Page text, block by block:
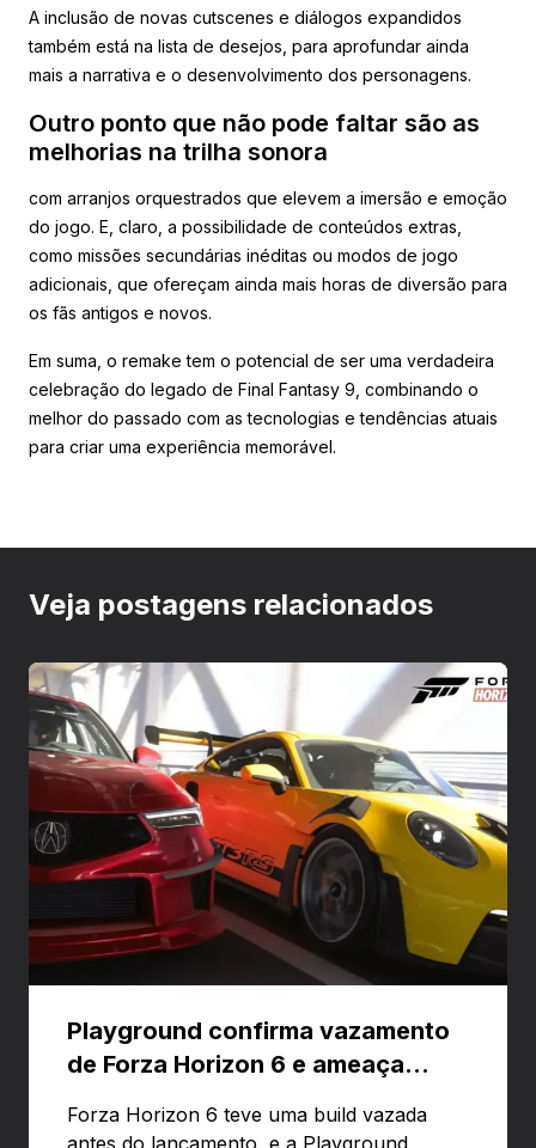
A inclusão de novas cutscenes e diálogos expandidos
também está na lista de desejos, para aprofundar ainda
mais a narrativa e o desenvolvimento dos personagens.
Outro ponto que não pode faltar são as
melhorias na trilha sonora
com arranjos orquestrados que elevem a imersão e emoção
do jogo. E, claro, a possibilidade de conteúdos extras,
como missões secundárias inéditas ou modos de jogo
adicionais, que ofereçam ainda mais horas de diversão para
os fãs antigos e novos.
Em suma, o remake tem o potencial de ser uma verdadeira
celebração do legado de Final Fantasy 9, combinando o
melhor do passado com as tecnologias e tendências atuais
para criar uma experiência memorável.
Veja postagens relacionados
Playground confirma vazamento
de Forza Horizon 6 e ameaça
Forza Horizon 6 teve uma build vazada
antes do lançamento, e a Playground